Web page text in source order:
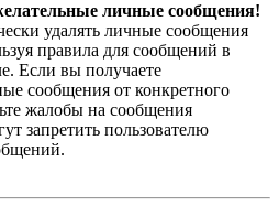
личные сообщения!
удалять личные сообщения
правила для сообщений в
Если вы получаете
сообщения от конкретного
жалобы на сообщения
запретить пользователю